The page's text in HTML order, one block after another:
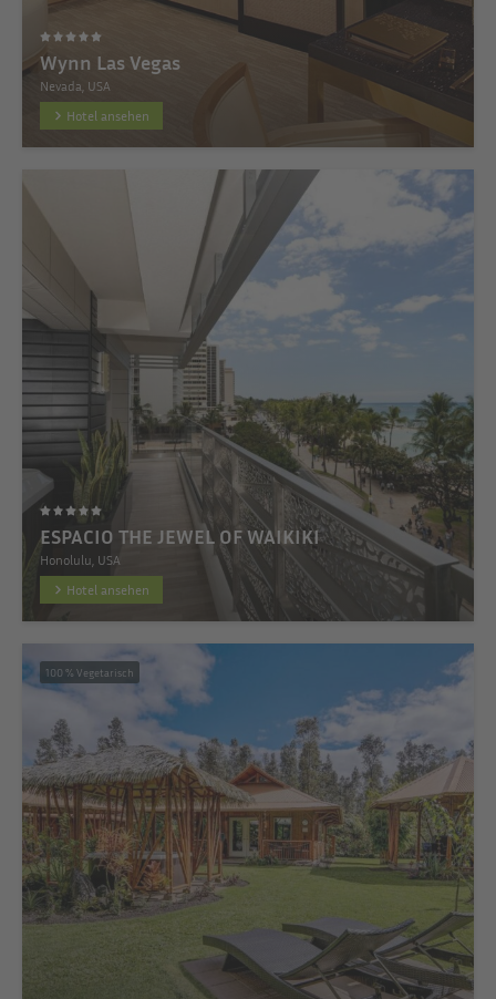
Wynn Las Vegas
Nevada, USA
Hotel ansehen
ESPACIO THE JEWEL OF WAIKIKI
Honolulu, USA
Hotel ansehen
100 % Vegetarisch